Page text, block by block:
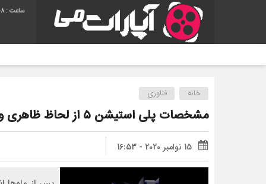
خانه فناوری
مشخصات پلی استیشن ۵ از لحاظ ظاهری و سخت افزاری
15 نوامبر 2020 - 16:53